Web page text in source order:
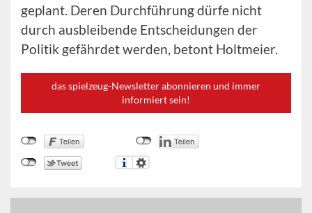
geplant. Deren Durchführung dürfe nicht
durch ausbleibende Entscheidungen der
Politik gefährdet werden, betont Holtmeier.
das spielzeug-Newsletter abonnieren und immer
informiert sein!